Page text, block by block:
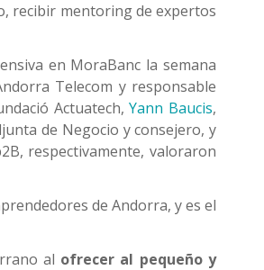
recibir mentoring de expertos
en MoraBanc la semana
Telecom y responsable
Actuatech,Yann Baucis,
de Negocio y consejero, y
respectivamente, valoraron
de Andorra, y es el
al ofrecer al pequeño y